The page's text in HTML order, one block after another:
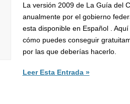
La versión 2009 de La Guía del
anualmente por el gobierno
esta disponible en Español .
cómo puedes conseguir
por las que deberías hacerlo.
Leer Esta Entrada »